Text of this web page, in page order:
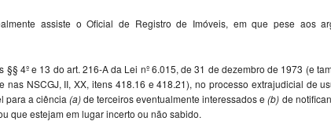
assiste o Oficial de Registro de Imóveis, em que pese aos
§§ 4º e 13 do art. 216-A da Lei nº 6.015, de 31 de dezembro de 1973 (e
nas NSCGJ, II, XX, itens 418.16 e 418.21), no processo extrajudicial de
para a ciência(a)de terceiros eventualmente interessados e(b) de
que estejam em lugar incerto ou não sabido.